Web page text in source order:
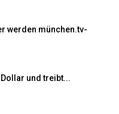
werden münchen.tv-
und treibt...